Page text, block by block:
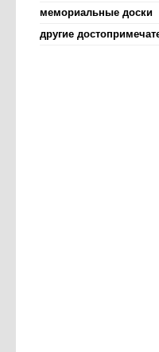
мемориальные доски
другие